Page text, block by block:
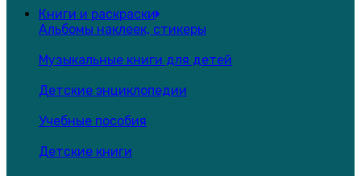
Книги и раскраски
Альбомы наклеек, стикеры
Музыкальные книги для детей
Детские энциклопедии
Учебные пособия
Детские книги